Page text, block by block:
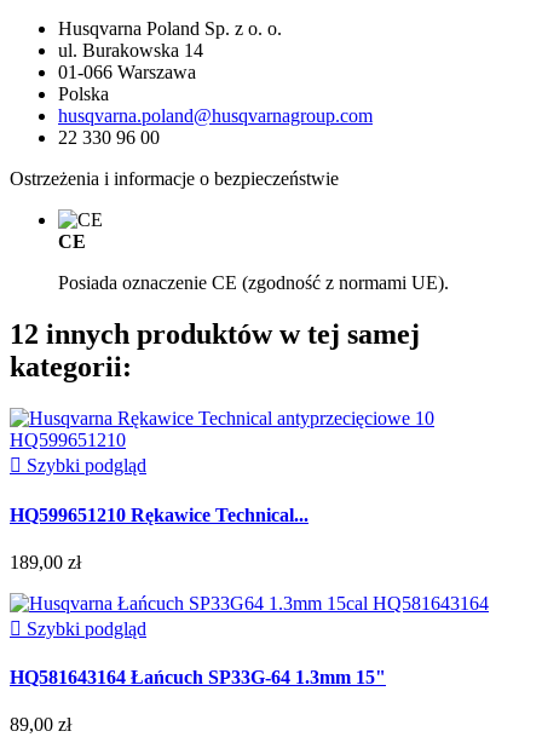
Husqvarna Poland Sp. z o. o.
ul. Burakowska 14
01-066 Warszawa
Polska
husqvarna.poland@husqvarnagroup.com
22 330 96 00
Ostrzeżenia i informacje o bezpieczeństwie
CE
Posiada oznaczenie CE (zgodność z normami UE).
12 innych produktów w tej samej
kategorii:
 Szybki podgląd
HQ599651210 Rękawice Technical...
189,00 zł
 Szybki podgląd
HQ581643164 Łańcuch SP33G-64 1.3mm 15"
89,00 zł